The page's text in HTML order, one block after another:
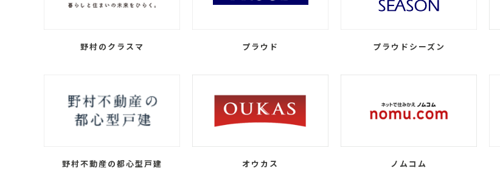
野村のクラスマ プラウド プラウドシーズン
野村不動産の都心型戸建 オウカス ノムコム